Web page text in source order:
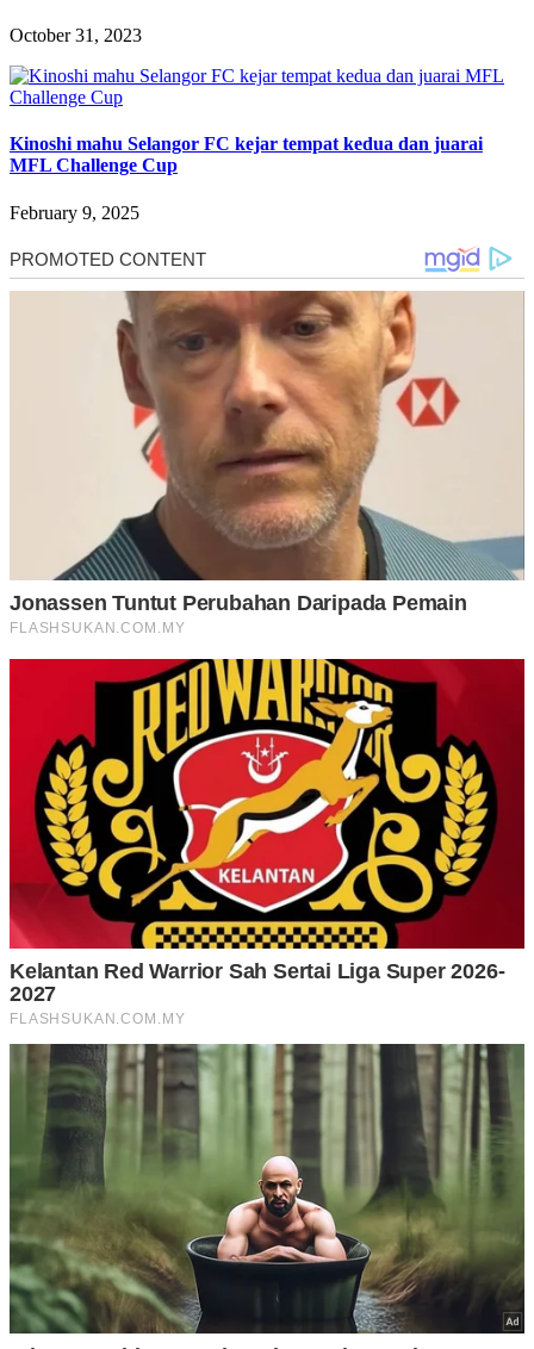
October 31, 2023
Kinoshi mahu Selangor FC kejar tempat kedua dan juarai
MFL Challenge Cup
February 9, 2025